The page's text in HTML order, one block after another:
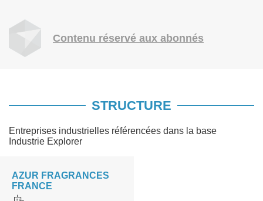
Contenu réservé aux abonnés
STRUCTURE
Entreprises industrielles référencées dans la base
Industrie Explorer
AZUR FRAGRANCES
FRANCE